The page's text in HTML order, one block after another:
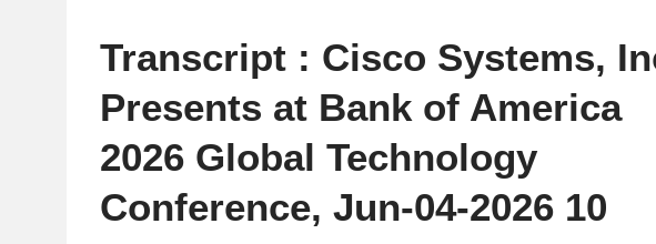
Transcript : Cisco Systems,
Presents at Bank of America
2026 Global Technology
Conference, Jun-04-2026 10